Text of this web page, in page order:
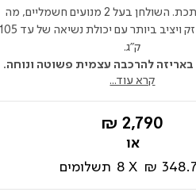
מובנה ורגלי מתכת. השולחן בעל 2 מנועים חשמליים, מה
שהופך אותו לחזק ויציב ביותר עם יכולת נשיאה
ק"ג.
באריזה להרכבה עצמית פשוטה ונוחה.
קרא עוד...
החל
2,790 ₪
8 תשלומים